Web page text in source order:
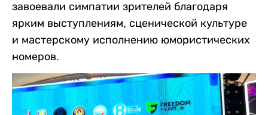
завоевали симпатии зрителей благодаря
ярким выступлениям, сценической культуре
и мастерскому исполнению юмористических
номеров.